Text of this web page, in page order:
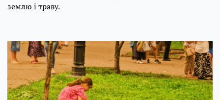
землю і траву.